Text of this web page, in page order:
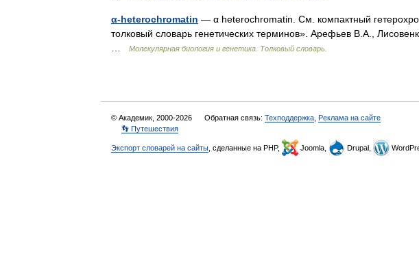
α-heterochromatin — α heterochromatin. См. компактный
толковый словарь генетических терминов». Арефьев В.А.,
Молекулярная биология и генетика. Толковый словарь.
© Академик, 2000-2026 Обратная связь: Техподдержка Реклама на сайте
👣 Путешествия
Экспорт словарей на сайты , сделанные на PHP, Joomla, Drupal,